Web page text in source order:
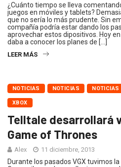
¿Cuánto tiempo se lleva
juegos en móviles y tablets?
que no sería lo más prudente. Sin
compañía podría estar dando los
aprovechar estos dipositivos. Hoy
daba a conocer los planes de […]
LEER MÁS
NOTICIAS NOTICIAS NOTICIAS
XBOX
Telltale desarrollará
Game of Thrones
Alex 11 diciembre, 2013
Durante los pasados VGX tuvimos